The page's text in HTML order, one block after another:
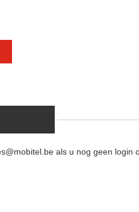
als u nog geen login